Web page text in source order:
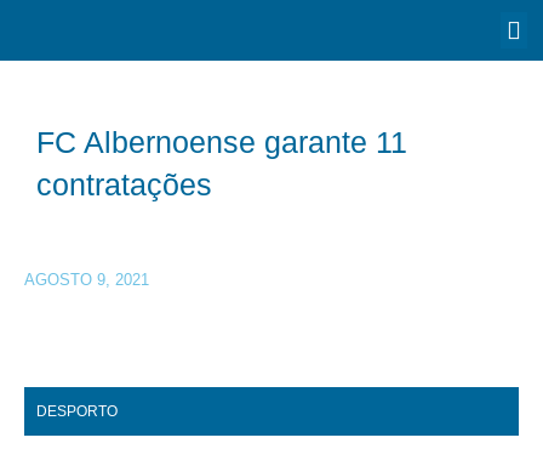
FC Albernoense garante 11
contratações
AGOSTO 9, 2021
DESPORTO